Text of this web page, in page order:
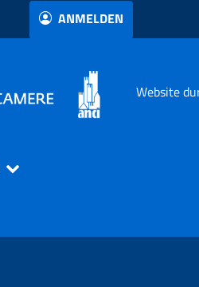
ANMELDEN
Website